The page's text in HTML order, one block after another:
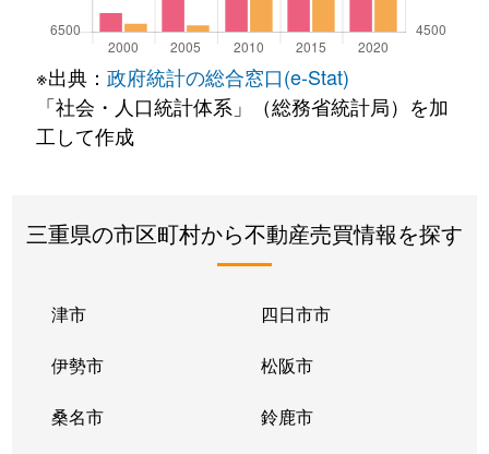
※出典： 政府統計の総合窓口(e-Stat)
「社会・人口統計体系」（総務省統計局）を加
工して作成
三重県の市区町村から不動産売買情報を探す
津市 四日市市
伊勢市 松阪市
桑名市 鈴鹿市